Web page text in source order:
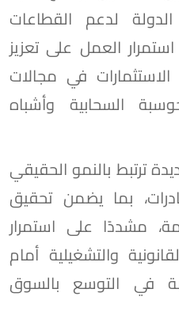
لدعم القطاعات
العمل على تعزيز
في مجالات
السحابية وأشباه
ترتبط بالنمو الحقيقي
بما يضمن تحقيق
مشددًا على استمرار
والتشغيلية أمام
في التوسع بالسوق